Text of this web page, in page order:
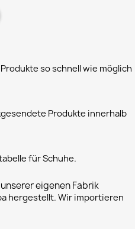
so schnell wie möglich
Produkte innerhalb
für Schuhe.
eigenen Fabrik
hergestellt. Wir importieren